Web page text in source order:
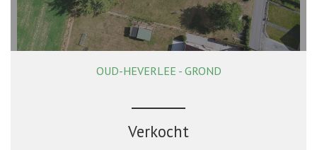
OUD-HEVERLEE - GROND
Verkocht